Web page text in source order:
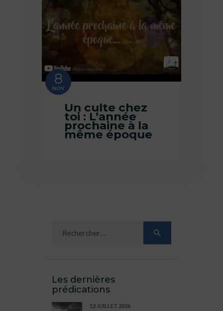
8
NOV
Un culte chez
toi : L’année
prochaine à la
même époque
Les dernières
prédications
12 JUILLET 2026